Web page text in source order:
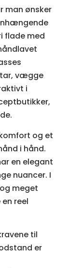
man ønsker
flade med
vægge
i
og et
i hånd.
en elegant
nuancer. I
meget
reel
til
er